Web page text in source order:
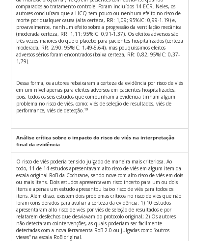
comparados ao tratamento controle. Foram incluídos 14 ECR. Neles, os
autores concluíram que a HCQ tem pouco ou nenhum efeito no risco de
morte por qualquer causa (alta certeza, RR: 1,09; 95%IC: 0,99-1.19) e,
provavelmente, nenhum efeito sobre a progressão da ventilação mecânica
(moderada certeza, RR: 1,11; 95%IC: 0,91-1,37). Os efeitos adversos são
três vezes maiores do que o placebo para pacientes hospitalizados (certeza
moderada, RR; 2,90; 95%IC: 1,49-5,64), mas pouquíssimos efeitos
adversos sérios foram encontrados (baixa certeza, RR: 0,82; 95%IC: 0,37-
1,79).
Dessa forma, os autores rebaixaram a certeza da evidência por risco de viés
em um nível apenas para efeitos adversos em pacientes hospitalizados,
pois, todos os seis estudos que compunham a evidência tinham algum
problema no risco de viés, como: viés de seleção de resultados, viés de
performance, viés de detecção. 10
Análise crítica sobre o impacto do risco de viés na interpretação
final da evidência
O risco de viés poderia ter sido julgado de maneira mais criteriosa. Ao
todo, 11 de 14 estudos apresentavam alto risco de viés em algum item da
escala original RoB da Cochrane, sendo nove com alto risco de viés em dois
ou mais itens. Dois estudos apresentavam risco incerto para um ou dois
itens e apenas um estudo apresentou baixo risco de viés para todos os
itens. Além disso, existem dois problemas críticos no risco de viés que não
foram considerados para avaliar a certeza da evidência: 1) 10 estudos
apresentaram alto risco de viés por viés de seleção de resultados e por
relatarem desfechos que desviavam do protocolo original; 2) Os autores
não detectaram cointervenções, as quais poderiam ser facilmente
detectadas com a nova ferramenta RoB 2.0 ou julgadas como “outros
vieses” na escala RoB original.